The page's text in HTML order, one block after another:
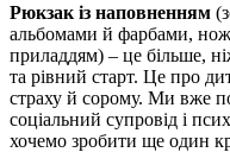
Рюкзак із наповненням
альбомами й фарбами,
приладдям) – це більше,
та рівний старт. Це про
страху й сорому. Ми вже
соціальний супровід і
хочемо зробити ще один